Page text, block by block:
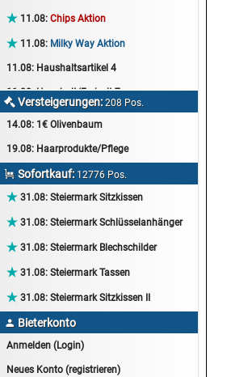
 11.08: Chips Aktion
 11.08: Milky Way Aktion
11.08: Haushaltsartikel 4
11.08:Haushalt/Freizeit 7
12.08:Pralinen Auktion
12.08:
14.08:Tiernahrung/Zubehör
14.08:1€ Totalabverkauf
 Versteigerungen:208 Pos.
14.08: 1€ Olivenbaum
19.08: Haarprodukte/Pflege
 Sofortkauf: 12776 Pos.
 31.08: Steiermark Sitzkissen
 31.08: Steiermark Schlüsselanhänger
 31.08: Steiermark Blechschilder
 31.08: Steiermark Tassen
 31.08: Steiermark Sitzkissen II
 Bieterkonto
Anmelden (Login)
Neues Konto (registrieren)